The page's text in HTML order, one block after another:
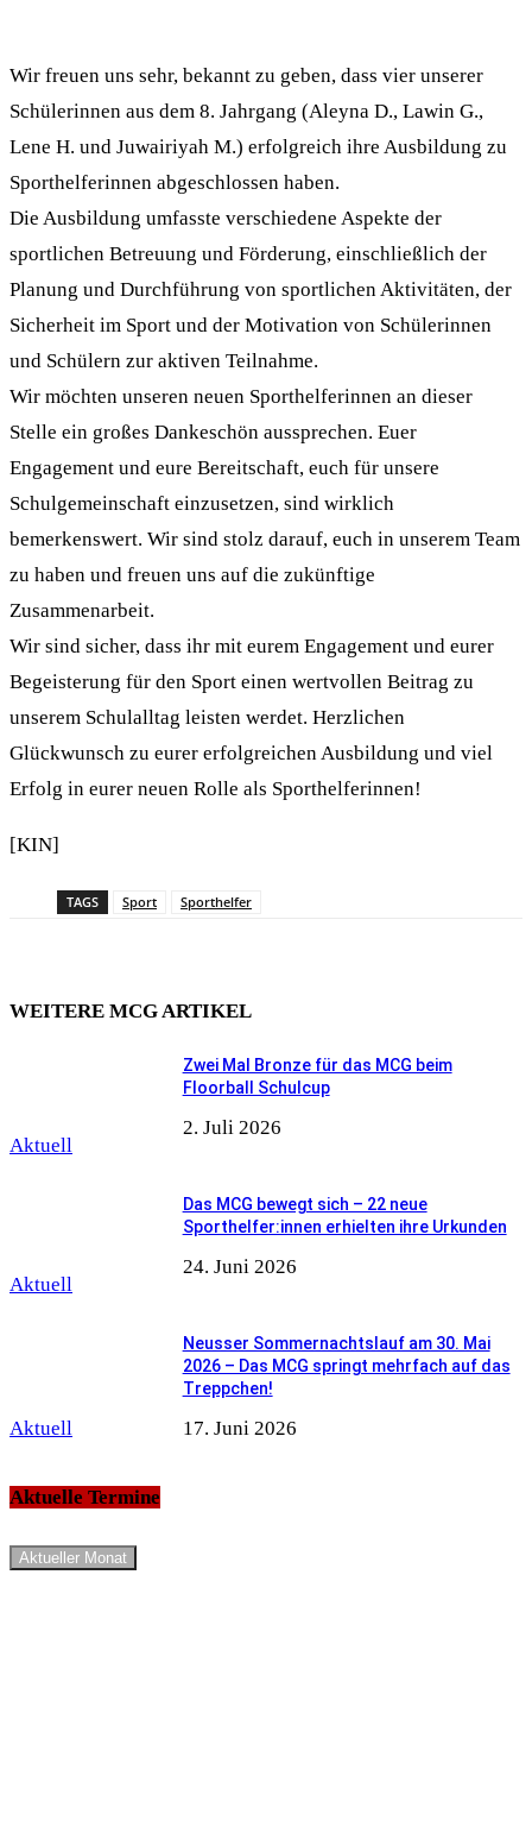
Wir freuen uns sehr, bekannt zu geben, dass vier unserer
Schülerinnen aus dem 8. Jahrgang (Aleyna D., Lawin G.,
Lene H. und Juwairiyah M.) erfolgreich ihre Ausbildung zu
Sporthelferinnen abgeschlossen haben.
Die Ausbildung umfasste verschiedene Aspekte der
sportlichen Betreuung und Förderung, einschließlich der
Planung und Durchführung von sportlichen Aktivitäten, der
Sicherheit im Sport und der Motivation von Schülerinnen
und Schülern zur aktiven Teilnahme.
Wir möchten unseren neuen Sporthelferinnen an dieser
Stelle ein großes Dankeschön aussprechen. Euer
Engagement und eure Bereitschaft, euch für unsere
Schulgemeinschaft einzusetzen, sind wirklich
bemerkenswert. Wir sind stolz darauf, euch in unserem Team
zu haben und freuen uns auf die zukünftige
Zusammenarbeit.
Wir sind sicher, dass ihr mit eurem Engagement und eurer
Begeisterung für den Sport einen wertvollen Beitrag zu
unserem Schulalltag leisten werdet. Herzlichen
Glückwunsch zu eurer erfolgreichen Ausbildung und viel
Erfolg in eurer neuen Rolle als Sporthelferinnen!
[KIN]
TAGS Sport Sporthelfer
WEITERE MCG ARTIKEL
Aktuell
Zwei Mal Bronze für das MCG beim
Floorball Schulcup
2. Juli 2026
Aktuell
Das MCG bewegt sich – 22 neue
Sporthelfer:innen erhielten ihre Urkunden
24. Juni 2026
Aktuell
Neusser Sommernachtslauf am 30. Mai
2026 – Das MCG springt mehrfach auf das
Treppchen!
17. Juni 2026
Aktuelle Termine
Aktueller Monat